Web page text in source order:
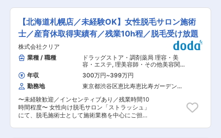
ナル” としてご活躍いただきます。 ▼研修内容 ・
技術指導（まつパ／LED／エクステ／眉WAX／
HBLなど） ・カウンセリングと接客トレーニング
・モデル施術のチェックと改善指導 ・研修カリキ
ュラム改善 ・店舗研修（現場での技術確認） ・
SNS・口コミ管理 ・新規出店準備サポート ・備
社 ・施術準備、掃除、研修内容チェック 10:00
研修開始 ・モデル施術指導（まつパ／エクステ／
眉WAXなど） ・カウンセリングのロープレ・フ
ィードバック ・電話対応・連絡なども適宜対応
13:00 ランチ休憩 14:00 午後の研修 ・施術技術
の改善指導、カウンセリング指導 ・空き時間に店
報チェック、研修振り返り、翌日の準備 そのまま
です。完全予約制のサロン運営のため、無理な詰
め込みや飛び込み対応はなく、落ち着いた環境で
お客様一人ひとりと向き合えます。 ■ 業務内容
・ご来店されたお客様への脱毛施術 ・施術前後の
簡単なご説明、ヒアリング ・受付対応、予約管理
・店内清掃、備品管理など店舗運営サポート 施術
はマニュアルに沿って行うため、特別な資格や経
験は不要です。 施術の合間にはインターバルがあ
り、体力面にも配慮したシフト設計を行っていま
す。 ■ 働き方・環境 ・完全予約制で残業は月平
均10時間程度 ・シフト制／希望休の提出が可能
・産休・育休取得実績多数（復帰実績あり） ・女
性スタッフ中心の落ち着いた職場環境 ライフイベ
ントを迎えても、働き続けやすい環境づくりを大
切にしています。 1店舗あたり5〜10名程度のチ
ーム体制で、お互いにフォローし合いながら業務
【北海道札幌店／未経験OK】女性脱毛サロン施術
士／産育休取得実績有／残業10h程／脱毛受け放題
株式会社クリア
業種 / 職種
ドラッグストア・調剤薬局 理容・美
容・エステ, 理美容師・その他美容関連
美容部員・エステティシャン・マッサ
ージ
年収 300万円~399万円
勤務地
東京都渋谷区恵比寿恵比寿ガーデンプ
〜未経験歓迎／インセンティブあり／残業時間10
時間程度〜 女性向け脱毛サロン「ストラッシュ」
にて、脱毛施術士として施術業務を中心にご担当